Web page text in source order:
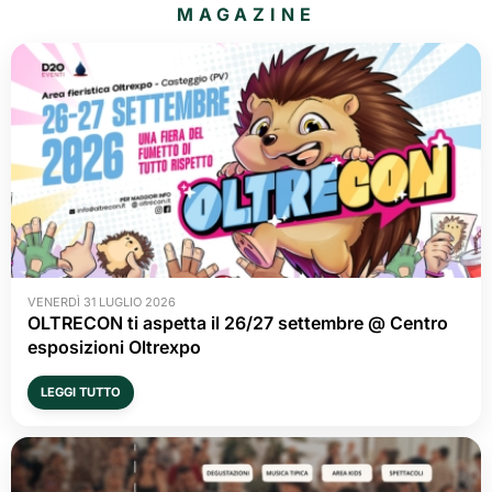
MAGAZINE
VENERDÌ 31 LUGLIO 2026
OLTRECON ti aspetta il 26/27 settembre @ Centro
esposizioni Oltrexpo
LEGGI TUTTO